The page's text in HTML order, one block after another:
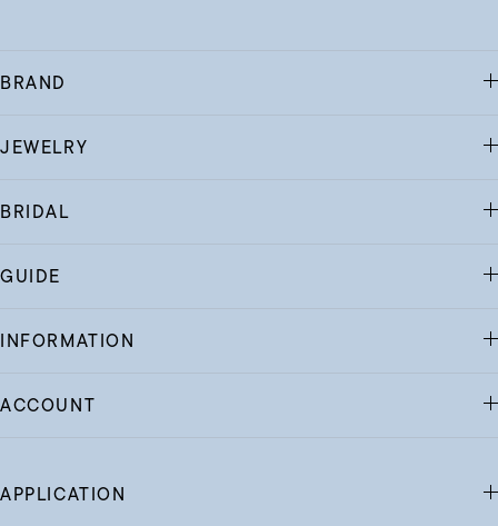
BRAND
JEWELRY
BRIDAL
GUIDE
INFORMATION
ACCOUNT
APPLICATION